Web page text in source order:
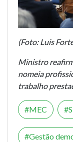
(Foto: Luis
Ministro
nomeia
trabalho
MEC
Gestão